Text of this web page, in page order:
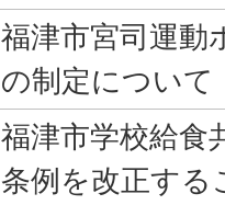
福津市宮司運動
の制定について
福津市学校給食
条例を改正する